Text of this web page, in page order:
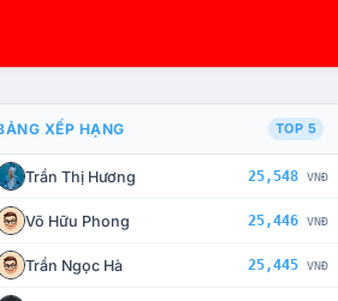
CHẾ TÀI XỬ LÝ VI PHẠM
XẾP HẠNG TOP 5
Trần Thị Hương 25,548 VNĐ
Võ Hữu Phong 25,446 VNĐ
Trần Ngọc Hà 25,445 VNĐ